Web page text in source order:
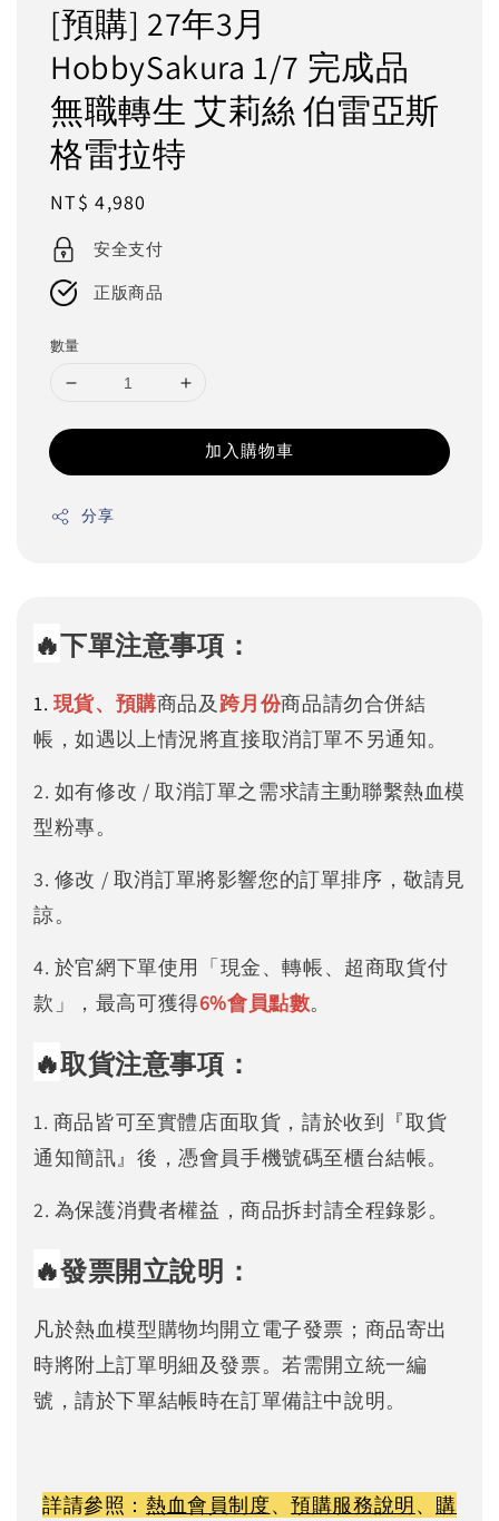
[預購] 27年3月
HobbySakura 1/7 完成品
無職轉生 艾莉絲 伯雷亞斯
格雷拉特
Regular
price
NT$ 4,980
安全支付
正版商品
數量
加入購物車
分享
🔥下單注意事項：
1. 現貨、預購商品及 跨月份商品請勿合併結
帳，如遇以上情況將直接取消訂單不另通知。
2. 如有修改 / 取消訂單之需求請主動聯繫熱血模
型粉專。
3. 修改 / 取消訂單將影響您的訂單排序，敬請見
諒。
4. 於官網下單使用「現金、轉帳、超商取貨付
款」，最高可獲得6%會員點數。
🔥取貨注意事項：
1. 商品皆可至實體店面取貨，請於收到『取貨
通知簡訊』後，憑會員手機號碼至櫃台結帳。
2. 為保護消費者權益，商品拆封請全程錄影。
🔥發票開立說明：
凡於熱血模型購物均開立電子發票；商品寄出
時將附上訂單明細及發票。若需開立統一編
號，請於下單結帳時在訂單備註中說明。
詳請參照： 熱血會員制度、預購服務說明、 購